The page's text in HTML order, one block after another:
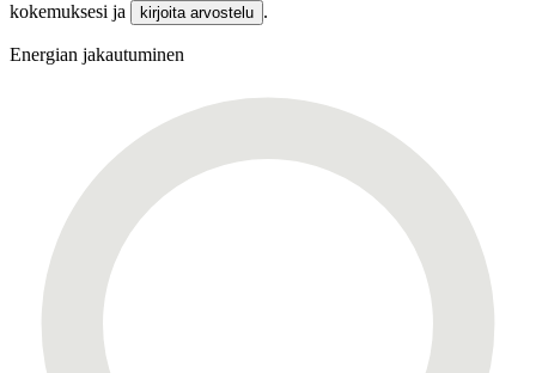
kokemuksesi ja
kirjoita arvostelu .
Energian jakautuminen